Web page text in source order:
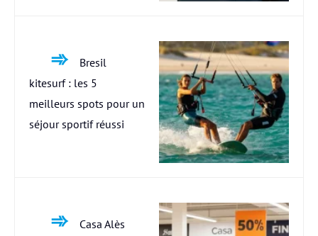
Bresil
kitesurf : les 5
meilleurs spots pour un
séjour sportif réussi
Casa Alès